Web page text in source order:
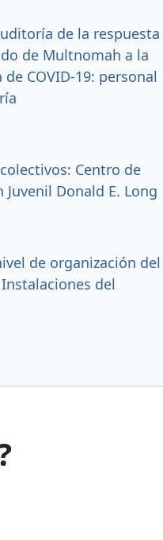
de la respuesta
de Multnomah a la
COVID-19: personal
Centro de
Juvenil Donald E. Long
de organización del
del